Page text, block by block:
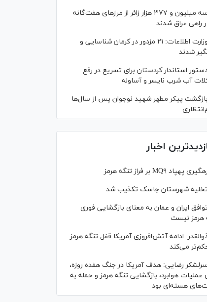
سه میلیون و ۳۷۷ هزار زائر از مرز‌های هفت‌گانه
راهی عراق شدند
وزارت اطلاعات: ۲۱ مزدور در کرمان شناسایی و
شدند
استاندار کردستان برای تسریع در رفع
آب شرب نایسر و آساوله
بازگشت پیکر مطهر شهید نوجوان پس از سال‌ها
اخبار
رهگیری پهپاد MQ۹ بر فراز تنگه هرمز
تخلیه شهرستان جاسک تکذیب شد
توافق ایران و عمان به معنای بازگشایی فوری
هرمز نیست
ادامه آتش‌افروزی آمریکا قفل تنگه هرمز
می‌کند
سرلشکر رضایی: هدف آمریکا در جنگ هفده روزه،
عملیات هوابرد، بازگشایی تنگه هرمز و حمله به
هسته‌ای بود